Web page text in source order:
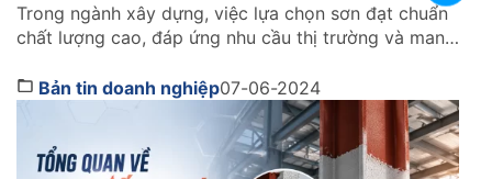
Trong ngành xây dựng, việc lựa chọn sơn đạt chuẩn
chất lượng cao, đáp ứng nhu cầu thị trường và mang
của đại lý phân phối, nhà thầu và chủ đầu tư. Công
ty cổ phần Sơn JYMEC, với danh tiếng về chất lượng
Bản tin doanh nghiệp07-06-2024